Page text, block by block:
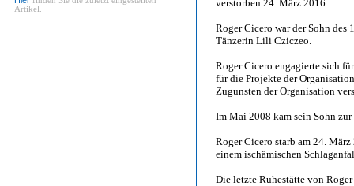
Artikel.
verstorben 24. März 2016
Roger Cicero war der Sohn des
Tänzerin Lili Cziczeo.
Roger Cicero engagierte sich
für die Projekte der
Zugunsten der Organisation
Im Mai 2008 kam sein Sohn zur
Roger Cicero starb am 24.
einem ischämischen
Die letzte Ruhestätte von